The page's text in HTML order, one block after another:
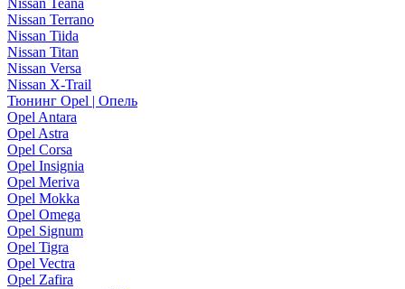
Nissan Teana
Nissan Terrano
Nissan Tiida
Nissan Titan
Nissan Versa
Nissan X-Trail
Тюнинг Opel | Опель
Opel Antara
Opel Astra
Opel Corsa
Opel Insignia
Opel Meriva
Opel Mokka
Opel Omega
Opel Signum
Opel Tigra
Opel Vectra
Opel Zafira